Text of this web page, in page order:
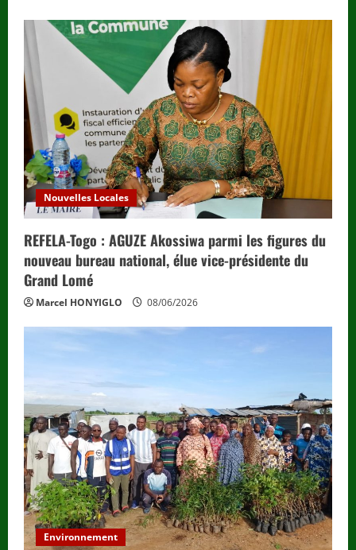
Nouvelles Locales
REFELA-Togo : AGUZE Akossiwa parmi les figures du
nouveau bureau national, élue vice-présidente du
Grand Lomé
Marcel HONYIGLO 08/06/2026
Environnement